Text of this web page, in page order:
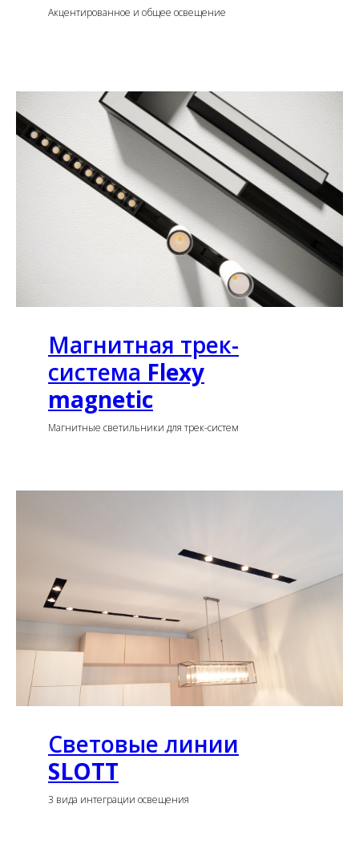
Акцентированное и общее освещение
Магнитная трек-
система Flexy
magnetic
Магнитные светильники для трек-систем
Световые линии
SLOTT
3 вида интеграции освещения